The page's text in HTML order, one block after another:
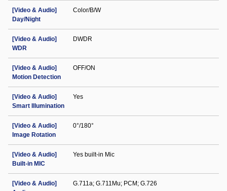
[Video & Audio]
Day/Night
Color/B/W
[Video & Audio]
WDR
DWDR
[Video & Audio]
Motion Detection
OFF/ON
[Video & Audio]
Smart Illumination
Yes
[Video & Audio]
Image Rotation
0°/180°
[Video & Audio]
Built-in MIC
Yes built-in Mic
[Video & Audio]
G.711a; G.711Mu; PCM; G.726